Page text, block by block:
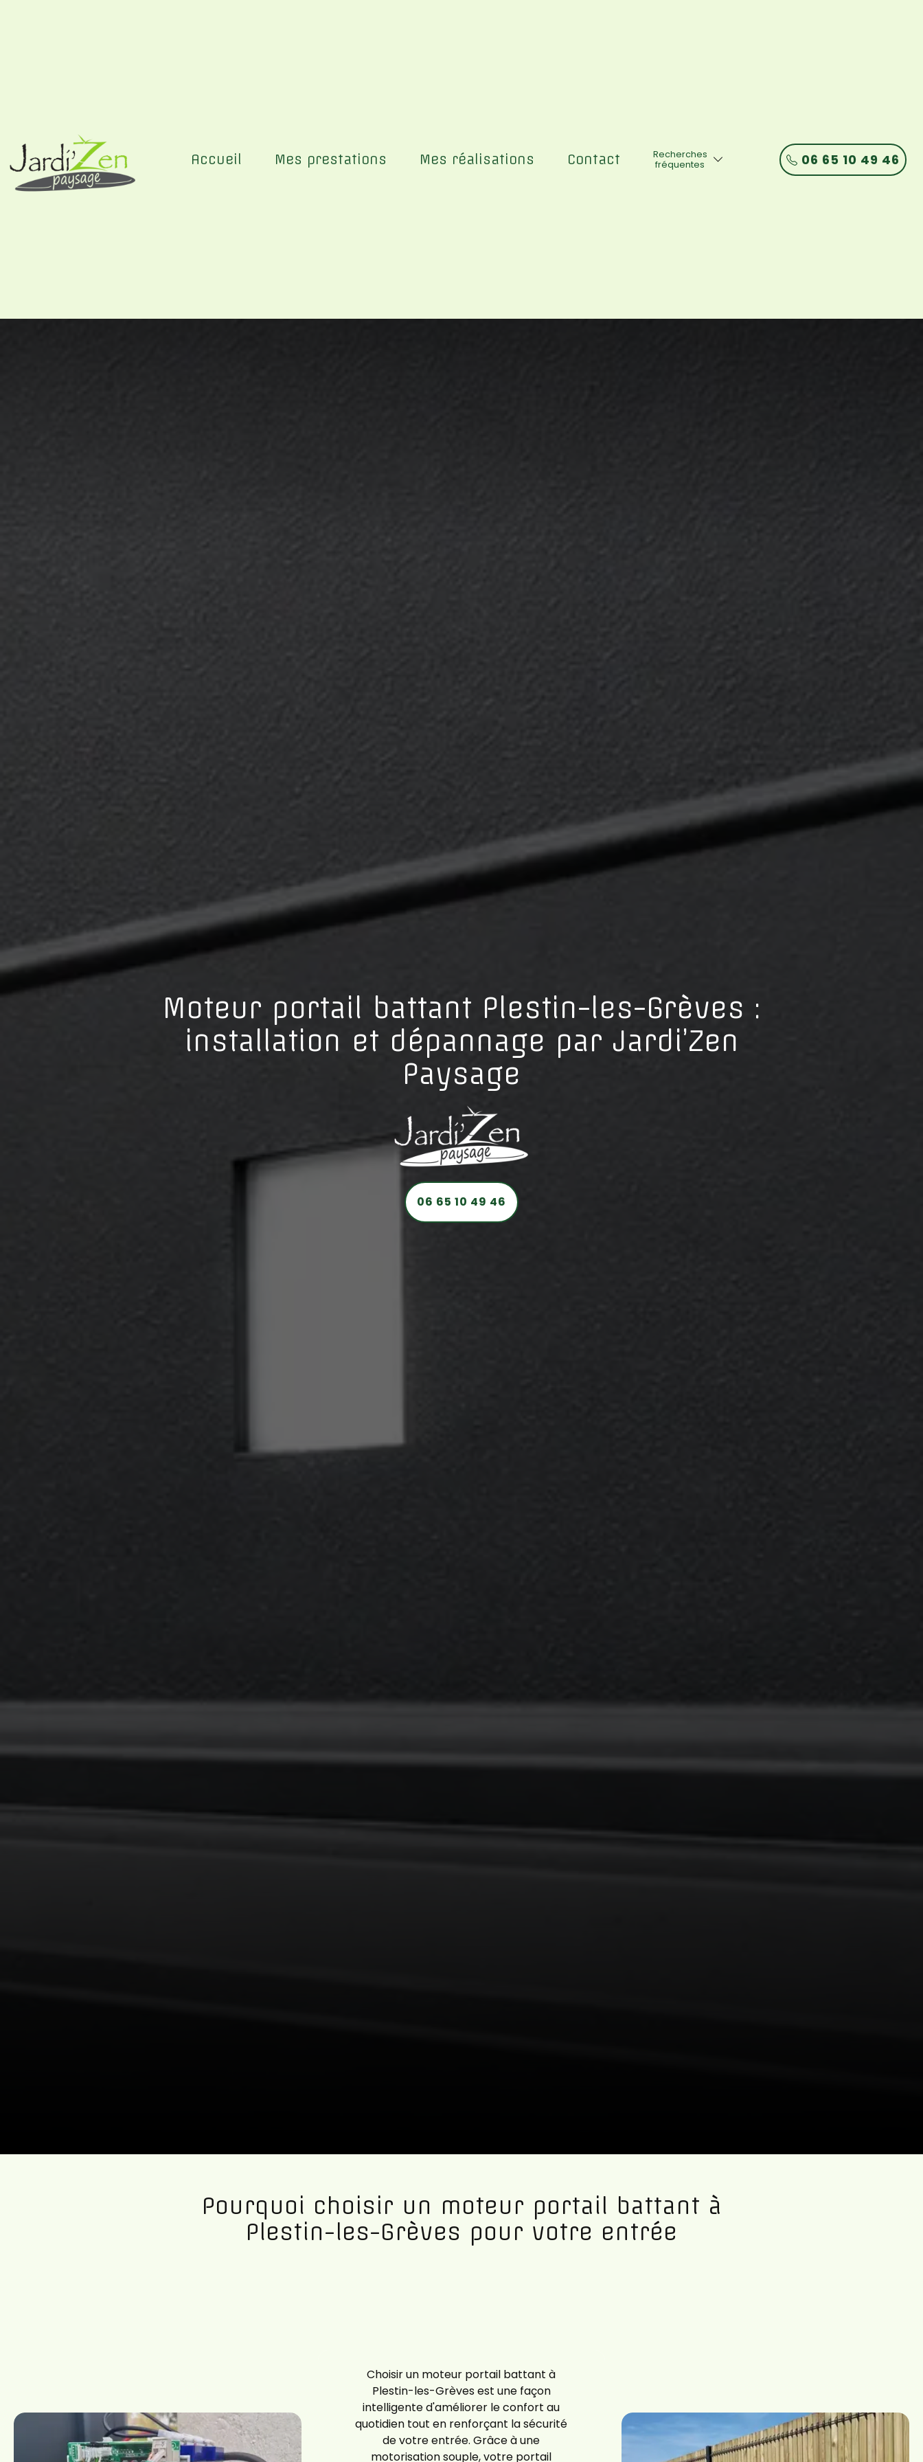
Accueil Mes prestations Mes réalisations Contact
Recherches
fréquentes
06 65 10 49 46
Moteur portail battant Plestin-les-Grèves :
installation et dépannage par Jardi’Zen
Paysage
06 65 10 49 46
Pourquoi choisir un moteur portail battant à
Plestin-les-Grèves pour votre entrée
Choisir un moteur portail battant à
Plestin-les-Grèves est une façon
intelligente d'améliorer le confort au
quotidien tout en renforçant la sécurité
de votre entrée. Grâce à une
motorisation souple, votre portail